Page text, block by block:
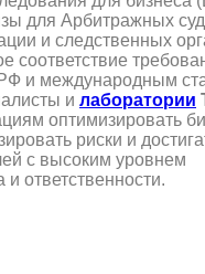
для Арбитражных
и следственных
соответствие
РФ и международным
и лаборатории
оптимизировать
риски и
с высоким уровнем
ответственности.